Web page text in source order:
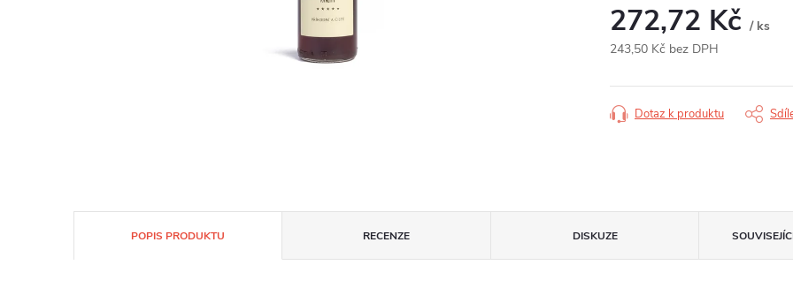
272,72 Kč / ks
243,50 Kč bez DPH
cena:
Dotaz k produktu
POPIS PRODUKTU RECENZE DISKUZE